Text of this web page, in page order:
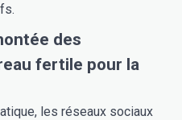
des
fertile pour la
les réseaux sociaux